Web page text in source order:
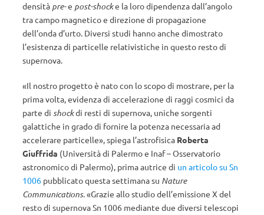
densità pre-e post-shocke la loro dipendenza dall’angolo
tra campo magnetico e direzione di propagazione
dell’onda d’urto. Diversi studi hanno anche dimostrato
l’esistenza di particelle relativistiche in questo resto di
supernova.
«Il nostro progetto è nato con lo scopo di mostrare, per la
prima volta, evidenza di accelerazione di raggi cosmici da
parte di shockdi resti di supernova, uniche sorgenti
galattiche in grado di fornire la potenza necessaria ad
accelerare particelle», spiega l’astrofisica Roberta
Giuffrida (Università di Palermo e Inaf – Osservatorio
astronomico di Palermo), prima autrice di un articolo su Sn
1006 pubblicato questa settimana su Nature
Communications.«Grazie allo studio dell’emissione X del
resto di supernova Sn 1006 mediante due diversi telescopi